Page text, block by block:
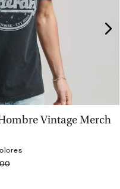
RÁPIDA
Vintage Merch